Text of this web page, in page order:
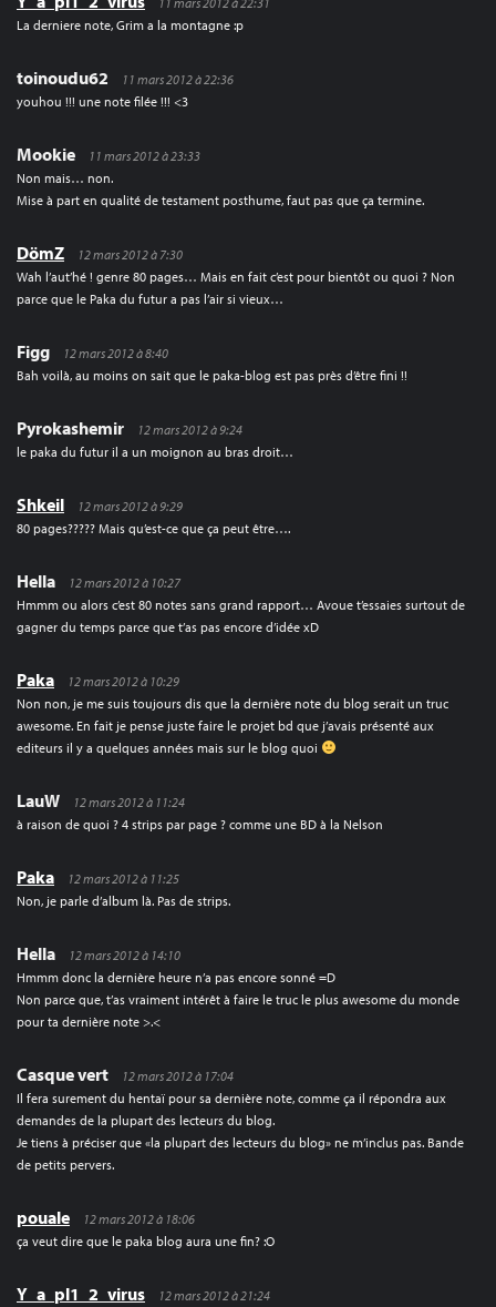
La derniere note, Grim a la montagne :p
toinoudu62
11 mars 2012 à 22:36
youhou !!! une note filée !!! <3
Mookie
11 mars 2012 à 23:33
Non mais… non.
Mise à part en qualité de testament posthume, faut pas que ça termine.
DömZ
12 mars 2012 à 7:30
Wah l’aut’hé ! genre 80 pages… Mais en fait c’est pour bientôt ou quoi ? Non
parce que le Paka du futur a pas l’air si vieux…
Figg
12 mars 2012 à 8:40
Bah voilà, au moins on sait que le paka-blog est pas près d’être fini !!
Pyrokashemir
12 mars 2012 à 9:24
le paka du futur il a un moignon au bras droit…
Shkeil
12 mars 2012 à 9:29
80 pages????? Mais qu’est-ce que ça peut être….
Hella
12 mars 2012 à 10:27
Hmmm ou alors c’est 80 notes sans grand rapport… Avoue t’essaies surtout de
gagner du temps parce que t’as pas encore d’idée xD
Paka
12 mars 2012 à 10:29
Non non, je me suis toujours dis que la dernière note du blog serait un truc
awesome. En fait je pense juste faire le projet bd que j’avais présenté aux
editeurs il y a quelques années mais sur le blog quoi
LauW
12 mars 2012 à 11:24
à raison de quoi ? 4 strips par page ? comme une BD à la Nelson
Paka
12 mars 2012 à 11:25
Non, je parle d’album là. Pas de strips.
Hella
12 mars 2012 à 14:10
Hmmm donc la dernière heure n’a pas encore sonné =D
Non parce que, t’as vraiment intérêt à faire le truc le plus awesome du monde
pour ta dernière note >.<
Casque vert
12 mars 2012 à 17:04
Il fera surement du hentaï pour sa dernière note, comme ça il répondra aux
demandes de la plupart des lecteurs du blog.
Je tiens à préciser que «la plupart des lecteurs du blog» ne m’inclus pas. Bande
de petits pervers.
pouale
12 mars 2012 à 18:06
ça veut dire que le paka blog aura une fin? :O
Y_a_pl1_2_virus
12 mars 2012 à 21:24